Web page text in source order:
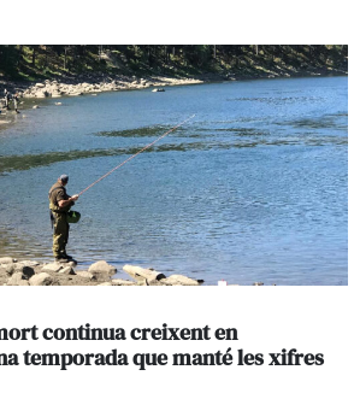
continua creixent en
temporada que manté les xifres